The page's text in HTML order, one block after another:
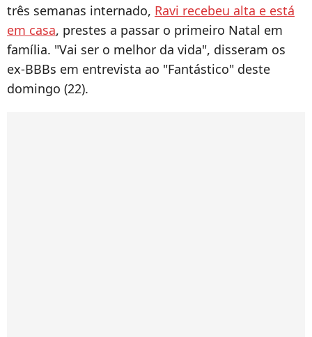
três semanas internado, Ravi recebeu alta e está
em casa, prestes a passar o primeiro Natal em
família. "Vai ser o melhor da vida", disseram os
ex-BBBs em entrevista ao "Fantástico" deste
domingo (22).